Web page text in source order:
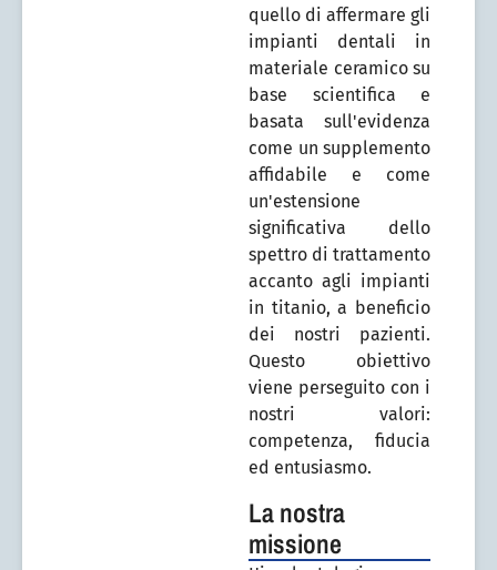
quello di affermare gli
impianti dentali in
materiale ceramico su
base scientifica e
basata sull'evidenza
come un supplemento
affidabile e come
un'estensione
significativa dello
spettro di trattamento
accanto agli impianti
in titanio, a beneficio
dei nostri pazienti.
Questo obiettivo
viene perseguito con i
nostri valori:
competenza, fiducia
ed entusiasmo.
La nostra
missione